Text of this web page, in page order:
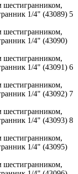
шестигранником,
1/4" (43089) 5
шестигранником,
1/4" (43090)
шестигранником,
1/4" (43091) 6
шестигранником,
1/4" (43092) 7
шестигранником,
1/4" (43093) 8
шестигранником,
1/4" (43095)
шестигранником,